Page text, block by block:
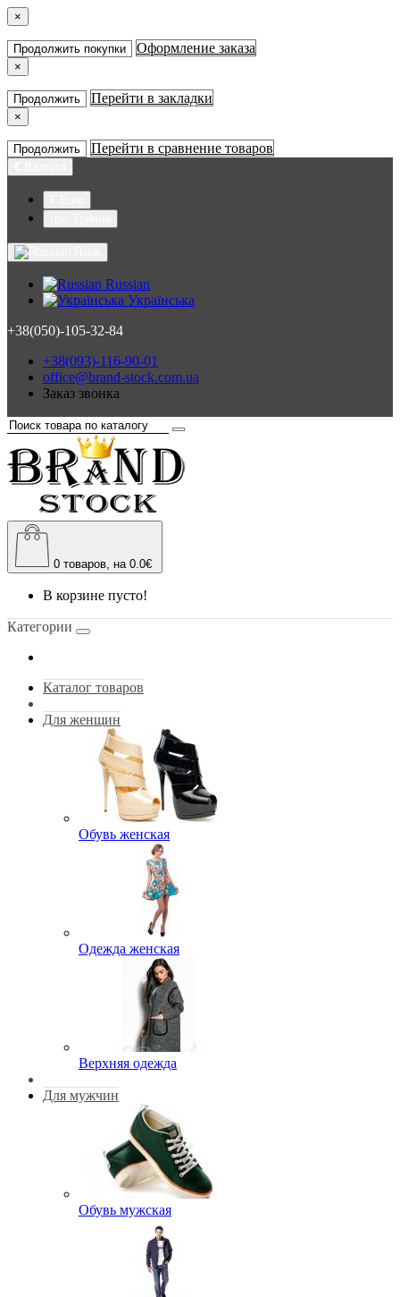
×
Продолжить покупки Оформление заказа
×
Продолжить Перейти в закладки
×
Продолжить Перейти в сравнение товаров
Russian
Українська
+38(050)-105-32-84
+38(093)-116-90-01
office@brand-stock.com.ua
Заказ звонка
0 товаров, на 0.0€
В корзине пусто!
Категории
Каталог товаров
Для женщин
Обувь женская
Одежда женская
Верхняя одежда
Для мужчин
Обувь мужская